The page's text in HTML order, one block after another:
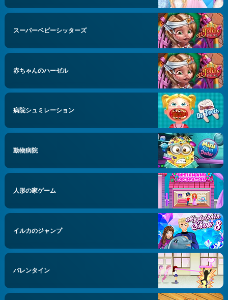
スーパーベビーシッターズ
赤ちゃんのハーゼル
病院シュミレーション
動物病院
人形の家ゲーム
イルカのジャンプ
バレンタイン